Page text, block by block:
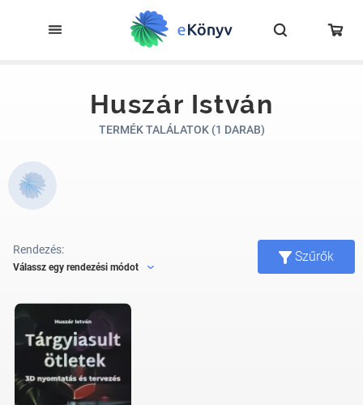
Huszár István
TERMÉK TALÁLATOK (1 DARAB)
Rendezés:
Válassz egy rendezési módot
Szűrők